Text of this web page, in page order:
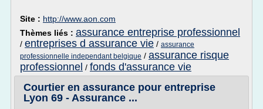
Site : http://www.aon.com
Thèmes liés : assurance entreprise professionnel
/ entreprises d assurance vie / assurance
professionnelle independant belgique / assurance risque
professionnel / fonds d'assurance vie
Courtier en assurance pour entreprise
Lyon 69 - Assurance ...